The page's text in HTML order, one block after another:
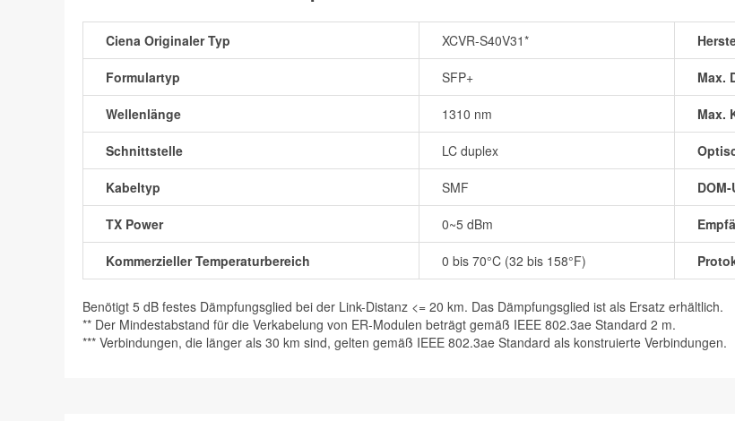
Ciena Originaler Typ XCVR-S40V31*
Formulartyp SFP+ Max.
Wellenlänge 1310 nm Max.
Schnittstelle LC duplex
Kabeltyp SMF
TX Power 0~5 dBm
Kommerzieller Temperaturbereich 0 bis 70°C (32 bis 158°F)
Benötigt 5 dB festes Dämpfungsglied bei der Link-Distanz <= 20 km. Das Dämpfungsglied ist als Ersatz erhältlich.
** Der Mindestabstand für die Verkabelung von ER-Modulen beträgt gemäß IEEE 802.3ae Standard 2 m.
*** Verbindungen, die länger als 30 km sind, gelten gemäß IEEE 802.3ae Standard als konstruierte Verbindungen.